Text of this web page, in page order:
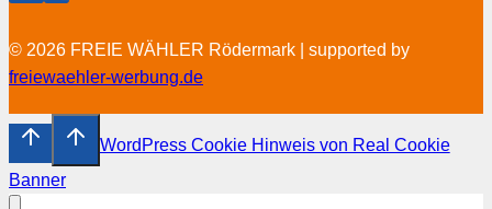
© 2026 FREIE WÄHLER Rödermark | supported by
freiewaehler-werbung.de
WordPress Cookie Hinweis von Real Cookie
Banner